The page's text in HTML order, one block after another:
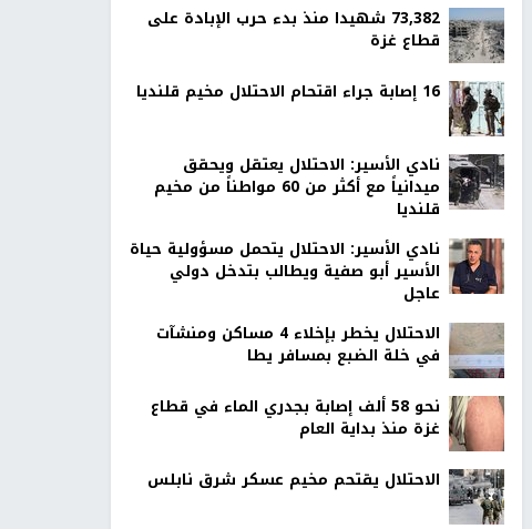
73,382 شهيدا منذ بدء حرب الإبادة على
قطاع غزة
16 إصابة جراء اقتحام الاحتلال مخيم قلنديا
نادي الأسير: الاحتلال يعتقل ويحقق
ميدانياً مع أكثر من 60 مواطناً من مخيم
قلنديا
نادي الأسير: الاحتلال يتحمل مسؤولية حياة
الأسير أبو صفية ويطالب بتدخل دولي
عاجل
الاحتلال يخطر بإخلاء 4 مساكن ومنشآت
في خلة الضبع بمسافر يطا
نحو 58 ألف إصابة بجدري الماء في قطاع
غزة منذ بداية العام
الاحتلال يقتحم مخيم عسكر شرق نابلس